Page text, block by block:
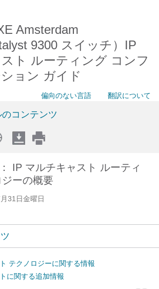
Amsterdam
9300 スイッチ）IP
ト ルーティング コンフ
ョン ガイド
偏向のない言語 翻訳について
コンテンツ
31日金曜日
IP マルチキャスト ルーティ
ーの概要
テクノロジーに関する情報
に関する追加情報